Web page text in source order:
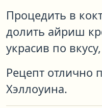
Процедить в
долить айриш
украсив по
Рецепт отлично
Хэллоуина.